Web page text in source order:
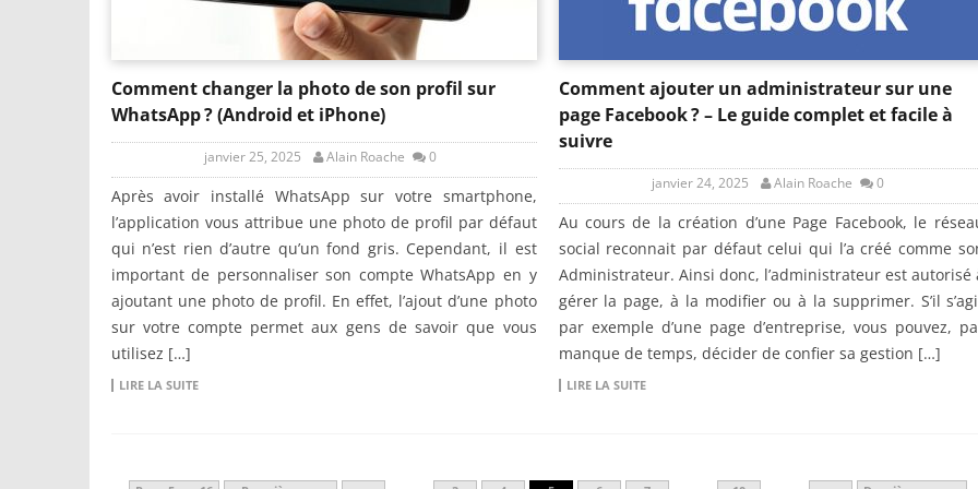
Comment changer la photo de son profil sur
WhatsApp ? (Android et iPhone)
janvier 25, 2025 Alain Roache 0
Après avoir installé WhatsApp sur votre smartphone,
l’application vous attribue une photo de profil par défaut
qui n’est rien d’autre qu’un fond gris. Cependant, il est
important de personnaliser son compte WhatsApp en y
ajoutant une photo de profil. En effet, l’ajout d’une photo
sur votre compte permet aux gens de savoir que vous
utilisez […]
LIRE LA SUITE
Comment ajouter un administrateur sur une
page Facebook ? – Le guide complet et facile à
suivre
janvier 24, 2025 Alain Roache 0
Au cours de la création d’une Page Facebook, le
social reconnait par défaut celui qui l’a créé comme
Administrateur. Ainsi donc, l’administrateur est autorisé
gérer la page, à la modifier ou à la supprimer. S’il
par exemple d’une page d’entreprise, vous pouvez,
manque de temps, décider de confier sa gestion […]
LIRE LA SUITE